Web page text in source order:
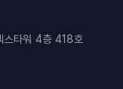
스타워 4층 418호